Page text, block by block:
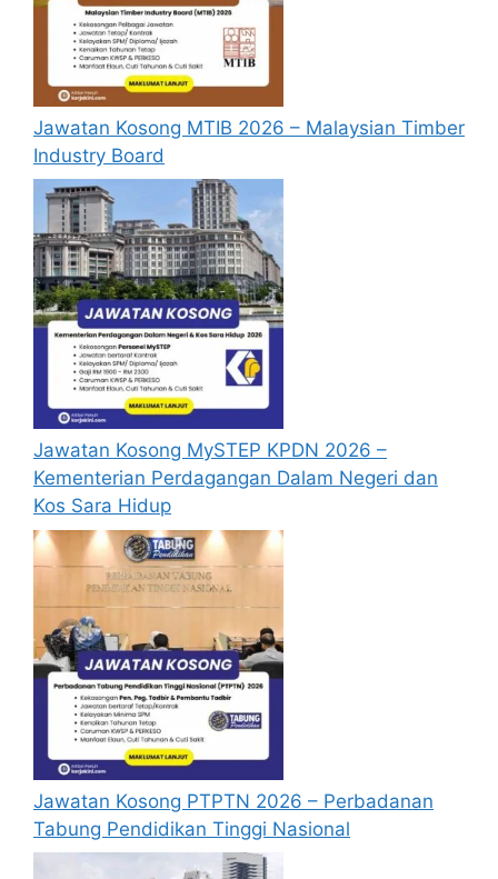
yang dipohon, gambar berukuran
passport serta salinan sijil-sijil berkaitan)
semasa membuat permohonan.
Pemohon yang telah mendaftar dan
memohon jawatan yang disenaraikan
tidak perlu lagi memohon semula
sekiranya tempoh permohonan masih
sah.
Sebelum membuat permohonan sila
pastikan andalogin/register
mengisi segala maklumat yang diminta
dengan lengkap dan tepat.
Perlu diingatkan, hanya pemohon yang
layak sahaja akan dipanggil ke
temuduga. Sila lengkapkan dan
kemaskini maklumat anda yang telah
didaftarkan. Permohonan yang tidak
menerima sebarang jawapan selepas 6
bulandari tarikh iklan ditutup hendaklah
menganggap permohonan mereka tidak
berjaya.
Mohon Online
Jawatan Kosong MTIB 2026 – Malaysian Timber
Industry Board
Jawatan Kosong MySTEP KPDN 2026 –
Kementerian Perdagangan Dalam Negeri dan
Kos Sara Hidup
Jawatan Kosong PTPTN 2026 – Perbadanan
Tabung Pendidikan Tinggi Nasional